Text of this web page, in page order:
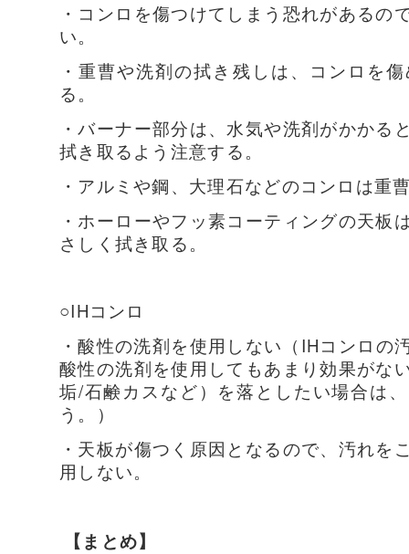
・コンロを傷つけてしまう恐れがあるの
い。
・重曹や洗剤の拭き残しは、コンロを
る。
・バーナー部分は、水気や洗剤がかかる
拭き取るよう注意する。
・アルミや鋼、大理石などのコンロは重
・ホーローやフッ素コーティングの天板
さしく拭き取る。
○IHコンロ
・酸性の洗剤を使用しない（IHコンロの
酸性の洗剤を使用してもあまり効果がな
垢/石鹸カスなど）を落としたい場合は
う。）
・天板が傷つく原因となるので、汚れを
用しない。
【まとめ】